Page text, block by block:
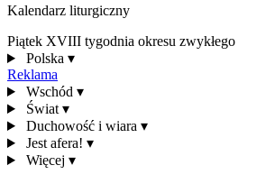
Kalendarz liturgiczny
Piątek XVIII tygodnia okresu zwykłego
Polska ▾
Reklama
Wschód ▾
Świat ▾
Duchowość i wiara ▾
Jest afera! ▾
Więcej ▾